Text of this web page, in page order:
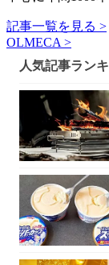
記事一覧を見る >
OLMECA >
人気記事ラン